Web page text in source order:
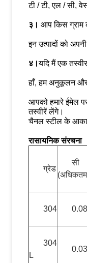
टी / टी, एल / सी,
३। आप किस ग्राम
इन उत्पादों को
४।यदि मैं एक
हाँ, हम अनुकूलन और
आपको हमारे ईमेल
तस्वीरें लेंगे।
चैनल स्टील के
रासायनिक संरचना
ग्रेड
सी
304 0.08
304
L
0.03